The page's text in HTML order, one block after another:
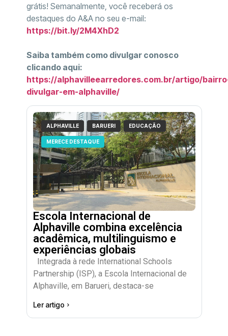
grátis! Semanalmente, você receberá os
destaques do A&A no seu e-mail:
https://bit.ly/2M4XhD2
Saiba também como divulgar conosco
clicando aqui:
https://alphavilleearredores.com.br/artigo/
divulgar-em-alphaville/
ALPHAVILLE BARUERI EDUCAÇÃO
MERECE DESTAQUE
Escola Internacional de
Alphaville combina excelência
acadêmica, multilinguismo e
experiências globais
Integrada à rede International Schools
Partnership (ISP), a Escola Internacional de
Alphaville, em Barueri, destaca-se
Ler artigo